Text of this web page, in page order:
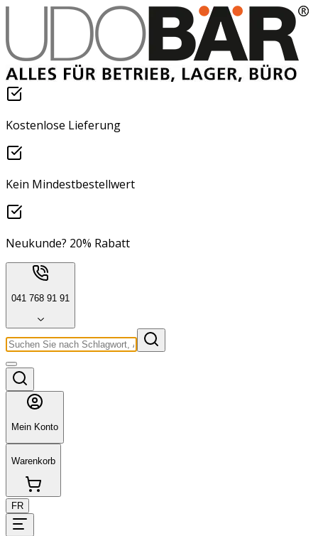
Kostenlose Lieferung
Kein Mindestbestellwert
Neukunde? 20% Rabatt
041 768 91 91
Mein Konto
Warenkorb
FR